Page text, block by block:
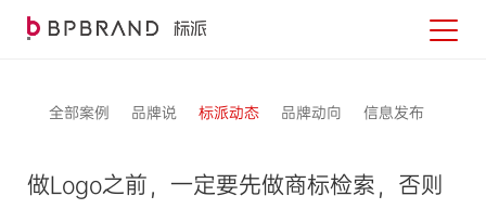
全部案例 品牌说 标派动态 品牌动向 信息发布
做Logo之前，一定要先做商标检索，否则